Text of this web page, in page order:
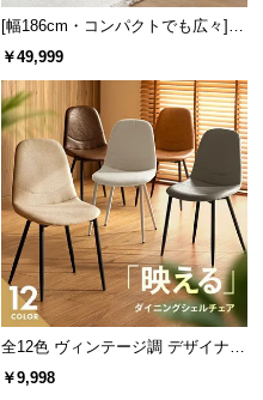
[幅186cm・コンパクトでも広々] 3
人掛けソファベッド リクライニン
￥49,999
全12色 ヴィンテージ調 デザイナー
ズシェルチェア
￥9,998